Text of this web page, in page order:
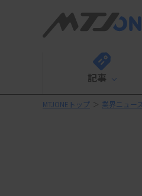
記事
MTJONEトップ ＞ 業界ニュース